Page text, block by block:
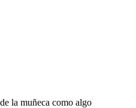
la muñeca como algo